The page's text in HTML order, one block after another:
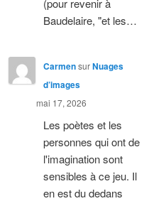
(pour revenir à
Baudelaire, "et les…
CarmensurNuages
d’images
mai 17, 2026
Les poètes et les
personnes qui ont de
l'imagination sont
sensibles à ce jeu. Il
en est du dedans